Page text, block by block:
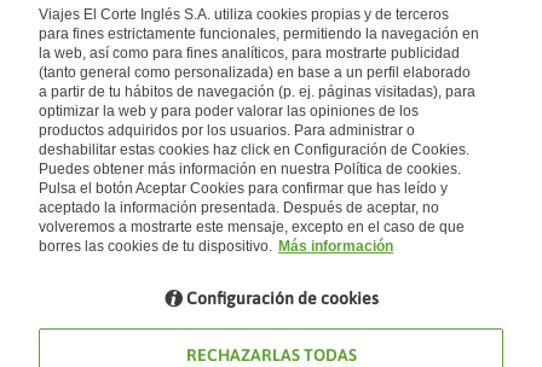
Quiénes somos
Financiación
Sostenibilidad
Turismo accesible
Tarjeta El Corte Inglés
Trabaja con nosotros
El Corte Inglés
Canal Ético
Enlaces de interés
Guías de viaje
Catálogos
Auto check-in
Condiciones Generales
Política de privacidad
Política de cookies
Accesibilidad
Empresas/ Grupos
Internacional
España
Visita nuestro blog
Blog de Viajes el Corte inglés
Viajes El Corte Inglés S.A. utiliza cookies propias y de terceros
para fines estrictamente funcionales, permitiendo la navegación en
la web, así como para fines analíticos, para mostrarte publicidad
(tanto general como personalizada) en base a un perfil elaborado
a partir de tu hábitos de navegación (p. ej. páginas visitadas), para
optimizar la web y para poder valorar las opiniones de los
productos adquiridos por los usuarios. Para administrar o
deshabilitar estas cookies haz click en Configuración de Cookies.
Puedes obtener más información en nuestra Política de cookies.
Pulsa el botón Aceptar Cookies para confirmar que has leído y
aceptado la información presentada. Después de aceptar, no
volveremos a mostrarte este mensaje, excepto en el caso de que
borres las cookies de tu dispositivo. Más información
Configuración de cookies
RECHAZARLAS TODAS